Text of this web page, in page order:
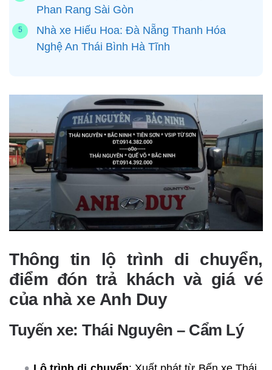
Phan Rang Sài Gòn
Nhà xe Hiếu Hoa: Đà Nẵng Thanh Hóa
Nghệ An Thái Bình Hà Tĩnh
Thông tin lộ trình di chuyển,
điểm đón trả khách và giá vé
của nhà xe Anh Duy
Tuyến xe: Thái Nguyên – Cẩm Lý